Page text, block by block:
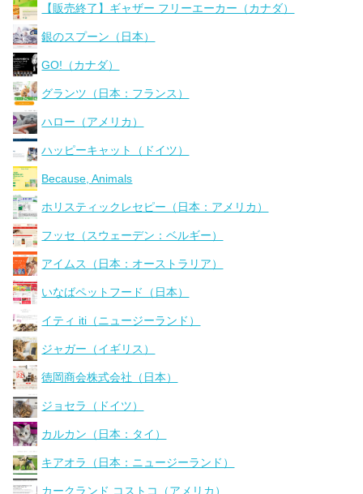
【販売終了】ギャザー フリーエーカー（カナダ）
銀のスプーン（日本）
GO!（カナダ）
グランツ（日本：フランス）
ハロー（アメリカ）
ハッピーキャット（ドイツ）
Because, Animals
ホリスティックレセピー（日本：アメリカ）
フッセ（スウェーデン：ベルギー）
アイムス（日本：オーストラリア）
いなばペットフード（日本）
イティ iti（ニュージーランド）
ジャガー（イギリス）
徳岡商会株式会社（日本）
ジョセラ（ドイツ）
カルカン（日本：タイ）
キアオラ（日本：ニュージーランド）
カークランド コストコ（アメリカ）